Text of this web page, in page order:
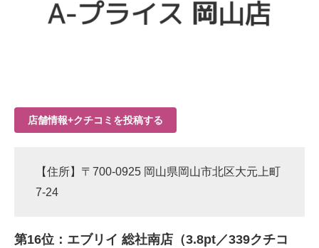
店舗情報+クチコミを投稿する
【住所】〒700-0925 岡山県岡山市北区大元上町
7-24
第16位：エブリイ 総社南店（3.8pt／339クチコ